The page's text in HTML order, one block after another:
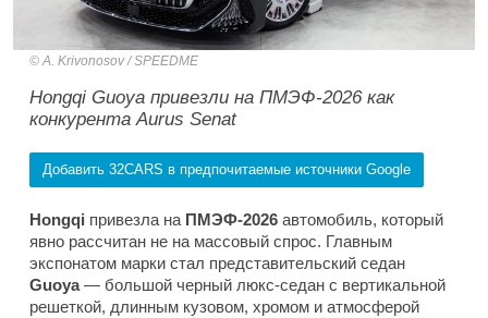
A. Krivonosov / SPEEDME
Hongqi Guoya привезли на ПМЭФ-2026 как
конкурента Aurus Senat
Добавить 32CARS в предпочитаемые источники Google
Hongqi привезла на ПМЭФ-2026 автомобиль, который
явно рассчитан не на массовый спрос. Главным
экспонатом марки стал представительский седан
Guoya— большой черный люкс-седан с вертикальной
решеткой, длинным кузовом, хромом и атмосферой